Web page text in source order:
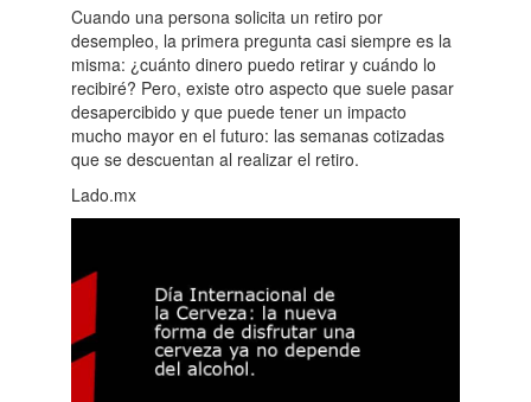
Cuando una persona solicita un retiro por
desempleo, la primera pregunta casi siempre es la
misma: ¿cuánto dinero puedo retirar y cuándo lo
recibiré? Pero, existe otro aspecto que suele pasar
desapercibido y que puede tener un impacto
mucho mayor en el futuro: las semanas cotizadas
que se descuentan al realizar el retiro.
Lado.mx